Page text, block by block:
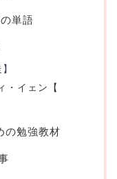
単語
】
・イェン【
の勉強教材